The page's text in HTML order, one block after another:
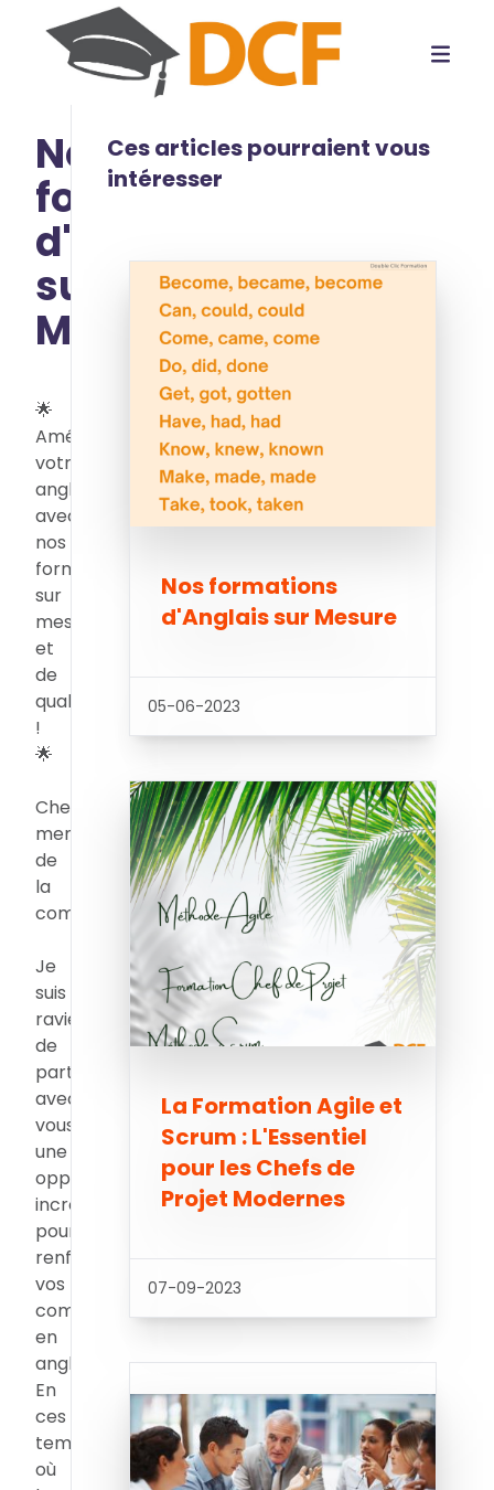
Nos
formations
d'Anglais
sur
Mesure
🌟
Améliorez
votre
anglais
avec
nos
formations
sur
mesure
et
de
qualité
!
🌟
Chers
membres
de
la
communauté,
Je
suis
ravie
de
partager
avec
vous
une
opportunité
incroyable
pour
renforcer
vos
compétences
en
anglais.
En
ces
temps
où
Ces articles pourraient vous
intéresser
Nos formations
d'Anglais sur Mesure
05-06-2023
La Formation Agile et
Scrum : L'Essentiel
pour les Chefs de
Projet Modernes
07-09-2023